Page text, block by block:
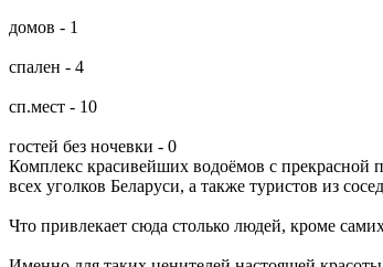
домов - 1
спален - 4
сп.мест - 10
гостей без ночевки - 0
Комплекс красивейших водоёмов с прекрасной
всех уголков Беларуси, а также туристов из
Что привлекает сюда столько людей, кроме